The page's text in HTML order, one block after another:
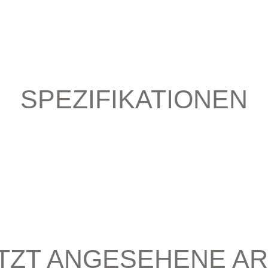
SPEZIFIKATIONEN
ANGESEHENE